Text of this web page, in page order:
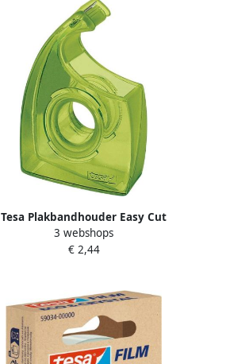
Tesa Plakbandhouder Easy Cut
ecoLogo voor rollen tot 33m
groen
3 webshops
€ 2,44